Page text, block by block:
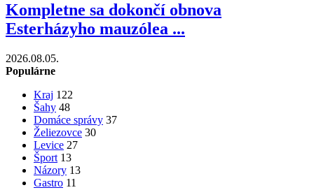
Kompletne sa dokončí obnova
Esterházyho mauzólea ...
2026.08.05.
Populárne
Kraj 122
Šahy 48
Domáce správy 37
Želiezovce 30
Levice 27
Šport 13
Názory 13
Gastro 11